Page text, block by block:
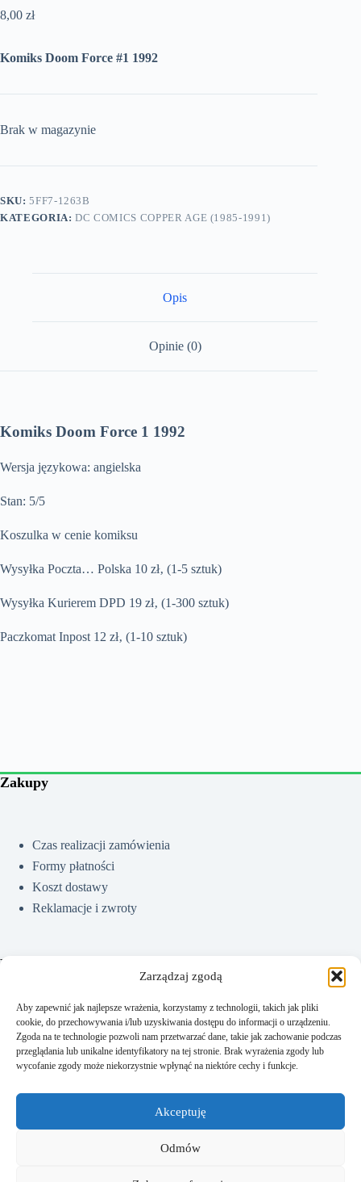
Zarządzaj zgodą
Aby zapewnić jak najlepsze wrażenia, korzystamy z technologii, takich jak pliki
cookie, do przechowywania i/lub uzyskiwania dostępu do informacji o urządzeniu.
Zgoda na te technologie pozwoli nam przetwarzać dane, takie jak zachowanie podczas
przeglądania lub unikalne identyfikatory na tej stronie. Brak wyrażenia zgody lub
wycofanie zgody może niekorzystnie wpłynąć na niektóre cechy i funkcje.
Akceptuję
Odmów
8,00 zł
Komiks Doom Force #1 1992
Brak w magazynie
SKU:5FF7-1263B
KATEGORIA:DC COMICS COPPER AGE (1985-1991)
Opis
Opinie (0)
Komiks Doom Force 1 1992
Wersja językowa: angielska
Stan: 5/5
Koszulka w cenie komiksu
Wysyłka Poczta… Polska 10 zł‚ (1-5 sztuk)
Wysyłka Kurierem DPD 19 zł‚ (1-300 sztuk)
Paczkomat Inpost 12 zł‚ (1-10 sztuk)
Zakupy
Czas realizacji zamówienia
Formy płatności
Koszt dostawy
Reklamacje i zwroty
Pomoc
Jak kupować?
Częste pytania
Polityka prywatności